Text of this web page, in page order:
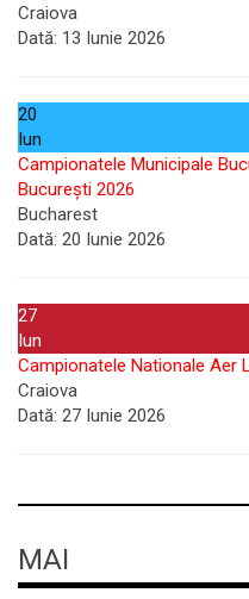
Craiova
Dată: 13 Iunie 2026
20
Iun
Campionatele Municipale
București 2026
Bucharest
Dată: 20 Iunie 2026
27
Iun
Campionatele Nationale Aer
Craiova
Dată: 27 Iunie 2026
MAI